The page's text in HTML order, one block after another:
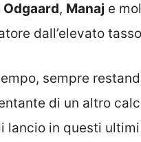
Odgaard, Manaj e
dall’elevato
sempre
di un altro
lancio in questi